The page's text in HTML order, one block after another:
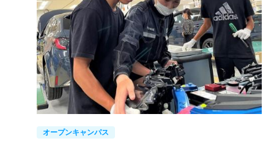
オープンキャンパス